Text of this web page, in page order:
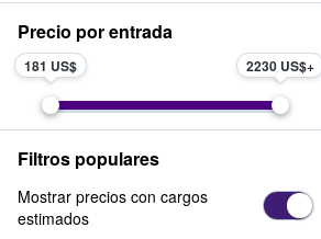
Precio por entrada
181 US$ 2230 US$
Filtros populares
Mostrar precios con cargos
estimados